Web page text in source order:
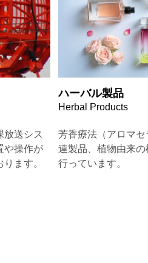
放送シス
や操作が
ます。
ハーバル製品
Herbal Products
芳香療法（アロマ
連製品、植物由来
行っています。